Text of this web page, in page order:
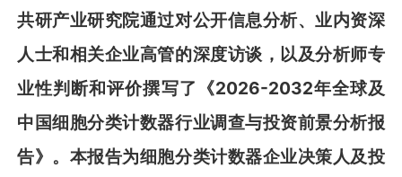
共研产业研究院通过对公开信息分析、业内资深
人士和相关企业高管的深度访谈，以及分析师专
业性判断和评价撰写了《2026-2032年全球及
中国细胞分类计数器行业调查与投资前景分析报
告》 。本报告为细胞分类计数器企业决策人及投